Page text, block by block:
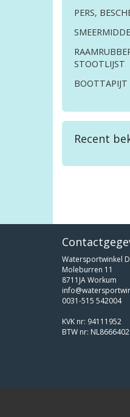
PERS,
STOOTLIJST
BOOTTAPIJT
Recent
Watersportwinkel
Moleburren 11
8711JA Workum
0031-515 542004
KVK nr: 94111952
BTW nr: